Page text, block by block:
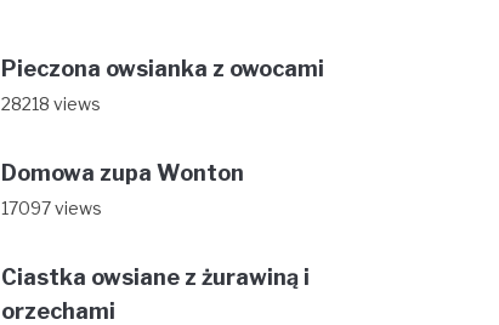
Pieczona owsianka z owocami
28218 views
Domowa zupa Wonton
17097 views
Ciastka owsiane z żurawiną i
orzechami